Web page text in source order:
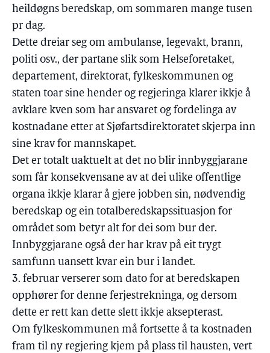
heildøgns beredskap, om sommaren mange tusen
pr dag.
Dette dreiar seg om ambulanse, legevakt, brann,
politi osv., der partane slik som Helseforetaket,
departement, direktorat, fylkeskommunen og
staten toar sine hender og regjeringa klarer ikkje å
avklare kven som har ansvaret og fordelinga av
kostnadane etter at Sjøfartsdirektoratet skjerpa inn
sine krav for mannskapet.
Det er totalt uaktuelt at det no blir innbyggjarane
som får konsekvensane av at dei ulike offentlige
organa ikkje klarar å gjere jobben sin, nødvendig
beredskap og ein totalberedskapssituasjon for
området som betyr alt for dei som bur der.
Innbyggjarane også der har krav på eit trygt
samfunn uansett kvar ein bur i landet.
3. februar verserer som dato for at beredskapen
opphører for denne ferjestrekninga, og dersom
dette er rett kan dette slett ikkje aksepterast.
Om fylkeskommunen må fortsette å ta kostnaden
fram til ny regjering kjem på plass til hausten, vert